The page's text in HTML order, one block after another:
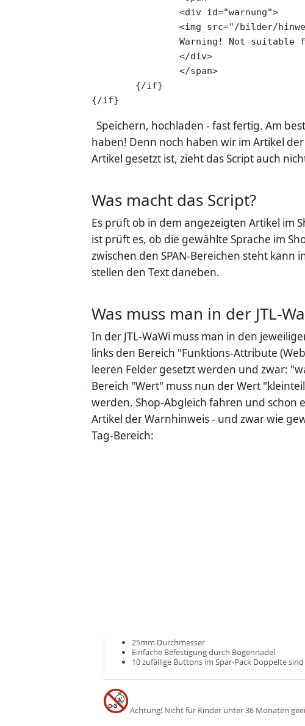
{/if}
Speichern, hochladen - fast fertig. Am
haben! Denn noch haben wir im Artikel
Artikel gesetzt ist, zieht das Script auch
Was macht das Script?
Es prüft ob in dem angezeigten Artikel im
ist prüft es, ob die gewählte Sprache im
zwischen den SPAN-Bereichen steht
stellen den Text daneben.
Was muss man in der JTL-
In der JTL-WaWi muss man in den
links den Bereich "Funktions-Attribute
leeren Felder gesetzt werden und zwar:
Bereich "Wert" muss nun der Wert
werden. Shop-Abgleich fahren und schon
Artikel der Warnhinweis - und zwar wie
Tag-Bereich: